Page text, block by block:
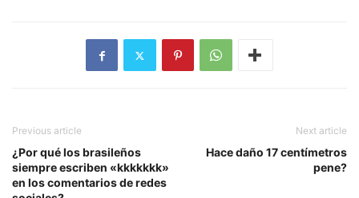
Previous article
¿Por qué los brasileños
siempre escriben «kkkkkkk»
en los comentarios de redes
Next article
Hace daño 17 centímetros
pene?